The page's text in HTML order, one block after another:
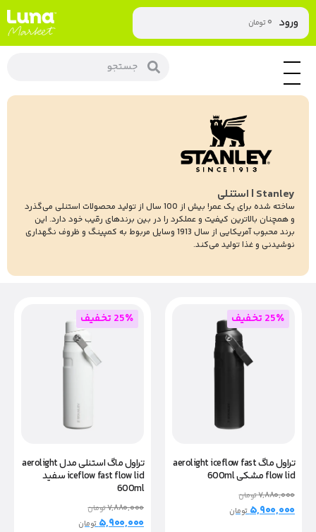
ورود ۰تومان
Stanley | استنلی
ساخته شده برای یک عمر! بیش از 100 سال از تولید محصولات استنلی می‌گذرد
و همچنان بالاترین کیفیت و عملکرد را در بین برند‌های رقیب خود دارد. این
برند محبوب آمریکایی از سال 1913 وسایل مربوط به کمپینگ و ظروف نگهداری
نوشیدنی و غذا تولید می‌کند.
25٪ تخفیف
تراول ماگ aerolight iceflow fast
flow lid مشکی 600ml
۷,۸۸۰,۰۰۰تومان
۵,۹۰۰,۰۰۰تومان
25٪ تخفیف
تراول ماگ استنلی مدل aerolight
iceflow fast flow lid سفيد
600ml
۷,۸۸۰,۰۰۰تومان
۵,۹۰۰,۰۰۰تومان